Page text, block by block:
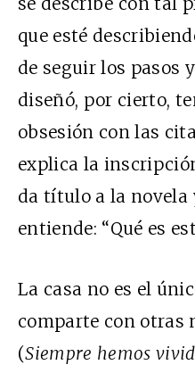
que esté
de seguir los pasos
diseñó, por cierto,
obsesión con las
explica la
da título a la novela
entiende: “Qué es
La casa no es el
comparte con otras
(Siempre hemos